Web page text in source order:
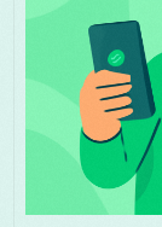
हिन्दी